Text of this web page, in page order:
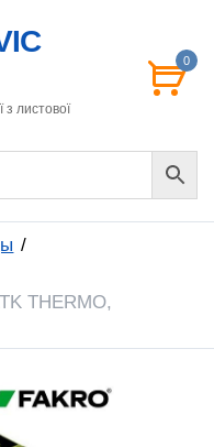
з листової
0
THERMO,